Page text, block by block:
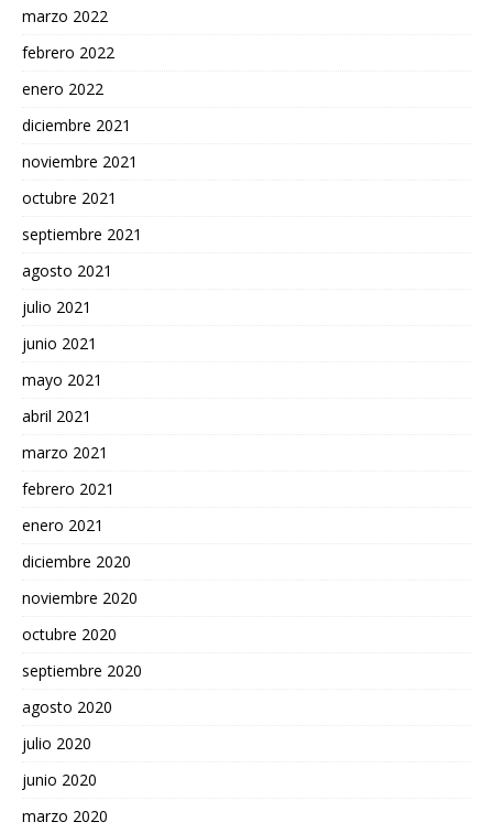
marzo 2022
febrero 2022
enero 2022
diciembre 2021
noviembre 2021
octubre 2021
septiembre 2021
agosto 2021
julio 2021
junio 2021
mayo 2021
abril 2021
marzo 2021
febrero 2021
enero 2021
diciembre 2020
noviembre 2020
octubre 2020
septiembre 2020
agosto 2020
julio 2020
junio 2020
marzo 2020